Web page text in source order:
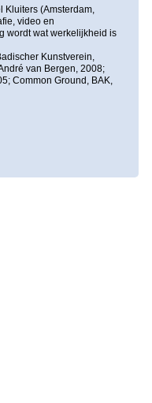
Kluiters (Amsterdam,
video en
wordt wat werkelijkheid is
Kunstverein,
van Bergen, 2008;
Common Ground, BAK,